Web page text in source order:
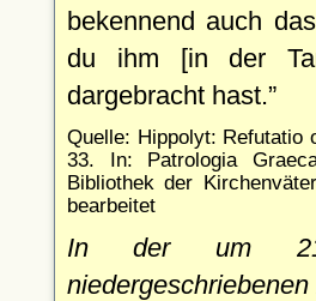
bekennend auch
du ihm [in der
dargebracht hast.
Quelle: Hippolyt: Refutatio
33. In: Patrologia
Bibliothek der
bearbeitet
In der um